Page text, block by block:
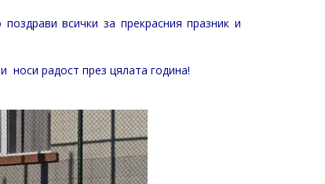
всички за прекрасния празник и
носи радост през цялата година!